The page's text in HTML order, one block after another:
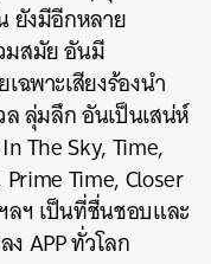
ยังมีอีกหลาย
มสมัย อันมี
ฉพาะเสียงร้องนำ
ลุ่มลึก อันเป็นเสน่ห์
The Sky, Time,
Time, Closer
ลฯ เป็นที่ชื่นชอบและ
APP ทั่วโลก